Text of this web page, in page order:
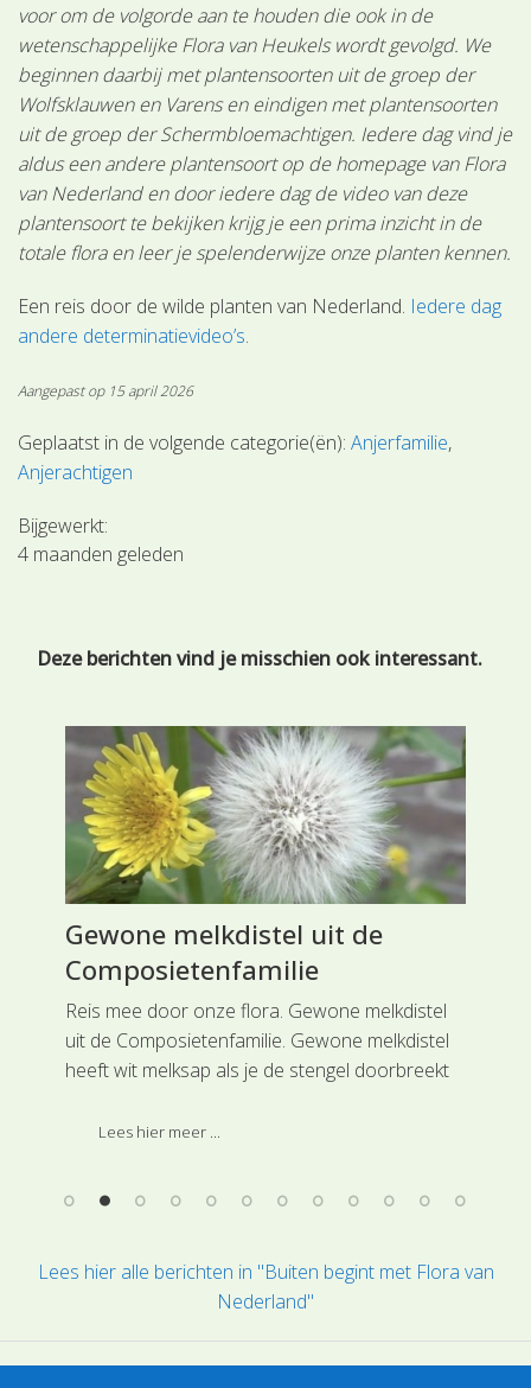
voor om de volgorde aan te houden die ook in de
wetenschappelijke Flora van Heukels wordt gevolgd. We
beginnen daarbij met plantensoorten uit de groep der
Wolfsklauwen en Varens en eindigen met plantensoorten
uit de groep der Schermbloemachtigen. Iedere dag vind je
aldus een andere plantensoort op de homepage van Flora
van Nederland en door iedere dag de video van deze
plantensoort te bekijken krijg je een prima inzicht in de
totale flora en leer je spelenderwijze onze planten kennen.
Een reis door de wilde planten van Nederland. Iedere dag
andere determinatievideo’s.
Aangepast op 15 april 2026
Geplaatst in de volgende categorie(ën):Anjerfamilie
Anjerachtigen
Bijgewerkt:
4 maanden geleden
Deze berichten vind je misschien ook interessant.
Gewone melkdistel uit de
Composietenfamilie
Reis mee door onze flora. Gewone melkdistel
uit de Composietenfamilie. Gewone melkdistel
heeft wit melksap als je de stengel doorbreekt
Lees hier meer ...
Lees hier alle berichten in "Buiten begint met Flora van
Nederland"